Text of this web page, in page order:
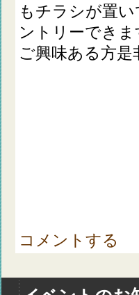
もチラシが置
ントリーできま
ご興味ある方是
コメントする